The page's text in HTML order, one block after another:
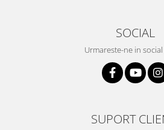
SOCIAL
Urmareste-ne in
SUPORT